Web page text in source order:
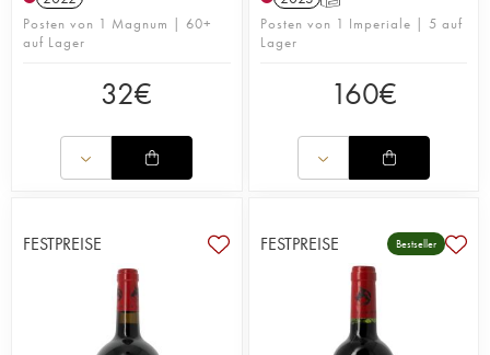
Posten von 1 Magnum | 60+
auf Lager
32€
Posten von 1 Imperiale | 5 auf
Lager
160€
FESTPREISE FESTPREISE Bestseller